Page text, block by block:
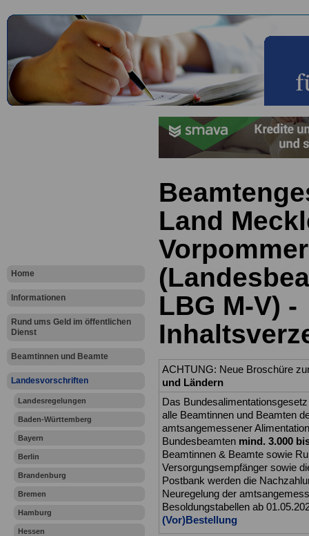
Home
Informationen
Rund ums Geld im öffentlichen
Dienst
Beamtinnen und Beamte
Landesvorschriften
Landesregelungen
Baden-Württemberg
Bayern
Berlin
Brandenburg
Bremen
Hamburg
Hessen
Land
LBG M-V) -
ACHTUNG: Neue Broschüre
und Ländern
Das
alle Beamtinnen und Beamten
amtsangemessener
Bundesbeamten mind. 3.000
Beamtinnen & Beamte sowie
Versorgungsempfänger sowie
Postbank werden die
Neuregelung der
Besoldungstabellen ab
(Vor)Bestellung